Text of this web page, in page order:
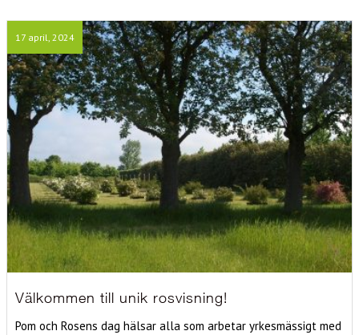
17 april, 2024
Välkommen till unik rosvisning!
Pom och Rosens dag hälsar alla som arbetar yrkesmässigt med